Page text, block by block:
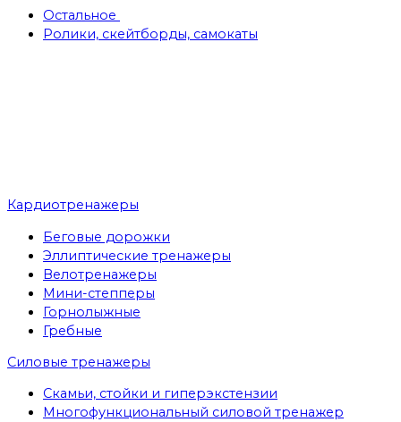
Остальное
Ролики, скейтборды, самокаты
Кардиотренажеры
Беговые дорожки
Эллиптические тренажеры
Велотренажеры
Мини-степперы
Горнолыжные
Гребные
Cиловые тренажеры
Скамьи, стойки и гиперэкстензии
Многофункциональный силовой тренажер